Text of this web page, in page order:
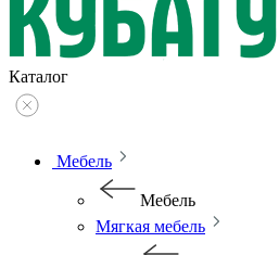
Каталог
Мебель
Мебель
Мягкая мебель